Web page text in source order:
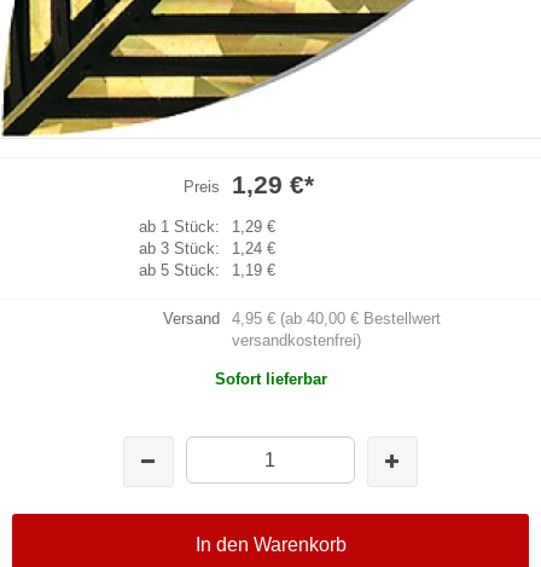
Preis 1,29 €*
ab 1 Stück:
1,29 €
ab 3 Stück:
1,24 €
ab 5 Stück:
1,19 €
Versand
4,95 € (ab 40,00 € Bestellwert
versandkostenfrei)
Sofort lieferbar
In den Warenkorb